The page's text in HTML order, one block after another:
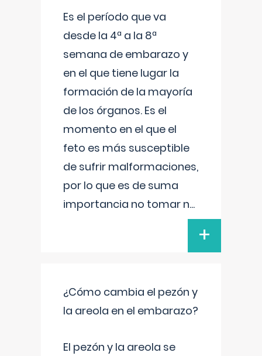
Es el período que va
desde la 4ª a la 8ª
semana de embarazo y
en el que tiene lugar la
formación de la mayoría
de los órganos. Es el
momento en el que el
feto es más susceptible
de sufrir malformaciones,
por lo que es de suma
importancia no tomar n...
+
¿Cómo cambia el pezón y
la areola en el embarazo?
El pezón y la areola se